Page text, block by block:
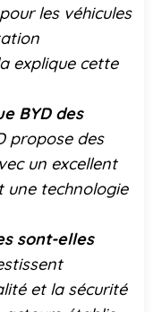
les véhicules
explique cette
BYD des
propose des
un excellent
technologie
sont-elles
et la sécurité